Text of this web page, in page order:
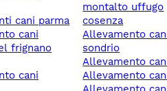
cani parma
frignano
montalto uffugo
cosenza
allevamento cani
sondrio
allevamento
allevamento